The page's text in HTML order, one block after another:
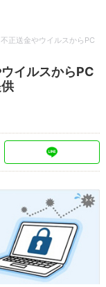
正送金やウイルスからPC
イルスからPC